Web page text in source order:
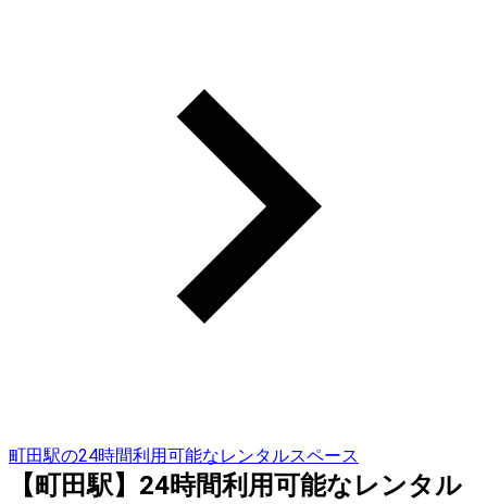
町田駅の24時間利用可能なレンタルスペース
【町田駅】24時間利用可能なレンタル